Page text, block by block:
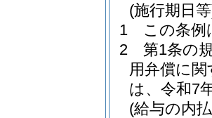
(施行期日
1
この条例
2
第1条の
用弁償に
は、令和7
(給与の内